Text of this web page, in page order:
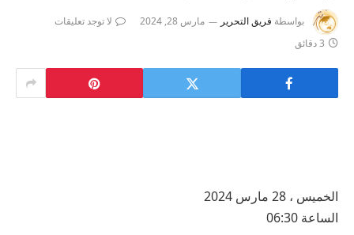
بواسطة فريق التحرير مارس 28, 2024
لا توجد تعليقات
3 دقائق
الخميس ، 28 مارس 2024
الساعة 06:30